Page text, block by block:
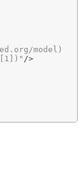
model)
/>